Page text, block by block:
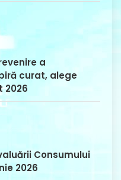
a
curat, alege
2026
Consumului
2026